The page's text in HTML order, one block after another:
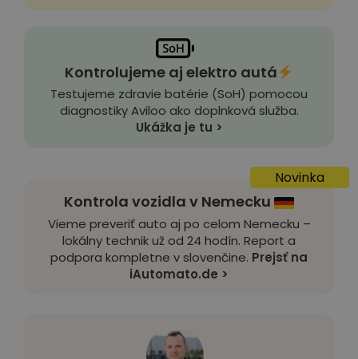
Kontrolujeme aj elektro autá
Testujeme zdravie batérie (SoH) pomocou
diagnostiky Aviloo ako doplnková služba.
Ukážka je tu >
Novinka
Kontrola vozidla v Nemecku
Vieme preveriť auto aj po celom Nemecku –
lokálny technik už od 24 hodín. Report a
podpora kompletne v slovenčine. Prejsť na
iAutomato.de >